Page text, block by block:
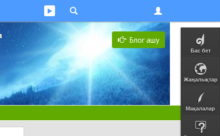
Бас бет
Жаңалықтар
Мақалалар
Блог ашу